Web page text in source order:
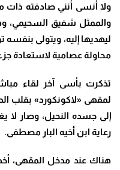
ولا أنسى أنني صادفته ذات
والممثل شفيق السحيمي،
ليهديها إليه، ويتولى بنفسه
محاولة عصامية لاستعادة
تذكرت بأسى آخر لقاء
لمقهى «لاكونكورد» بقلب
إلى جسده النحيل، وصار لا
رعاية ابن أخيه البار مصطفى.
هناك عند مدخل المقهى،